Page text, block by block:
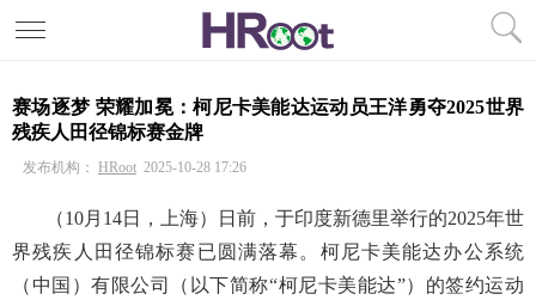
赛场逐梦 荣耀加冕：柯尼卡美能达运动员王洋勇夺2025世界
残疾人田径锦标赛金牌
发布机构： HRoot 2025-10-28 17:26
（10月14日 ，上海） 日前，于印度新德里举行的2025年世
界残疾人田径锦标赛已圆满落幕。柯尼卡美能达办公系统
（中国）有限公司
（以下简称“柯尼卡美能达”） 的签约运动